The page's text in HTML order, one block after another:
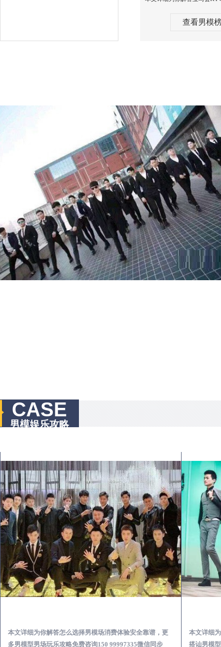
查看男模
CASE
男模娱乐攻略
本文详细为你解答怎么选择男模场消费体验安全靠谱，更
多男模型男场玩乐攻略免费咨询150 99997335微信同步
本文详细
搭讪男模